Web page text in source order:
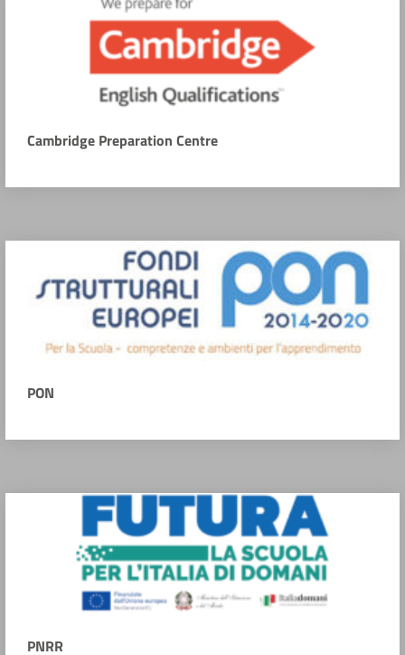
Cambridge Preparation Centre
PON
PNRR